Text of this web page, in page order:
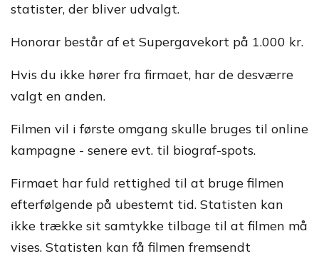
statister, der bliver udvalgt.
Honorar består af et Supergavekort på 1.000 kr.
Hvis du ikke hører fra firmaet, har de desværre
valgt en anden.
Filmen vil i første omgang skulle bruges til online
kampagne - senere evt. til biograf-spots.
Firmaet har fuld rettighed til at bruge filmen
efterfølgende på ubestemt tid. Statisten kan
ikke trække sit samtykke tilbage til at filmen må
vises. Statisten kan få filmen fremsendt